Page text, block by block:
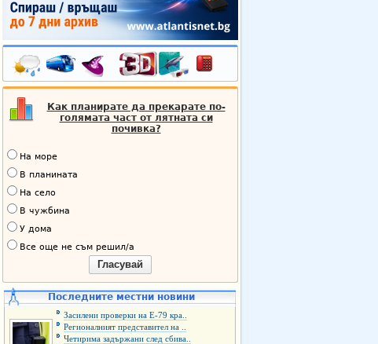
Как планирате да прекарате по-
голямата част от лятната си
почивка?
На море
В планината
На село
В чужбина
У дома
Все още не съм решил/а
Гласувай
Последните местни новини
Засилени проверки на Е-79 кра..
Регионалният представител на ..
Четирима задържани след сбива..